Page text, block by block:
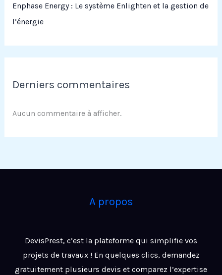
Enphase Energy : Le système Enlighten et la gestion de
l’énergie
Derniers commentaires
Aucun commentaire à afficher.
A propos
DevisPrest, c’est la plateforme qui simplifie vos
projets de travaux ! En quelques clics, demandez
gratuitement plusieurs devis et comparez l’expertise